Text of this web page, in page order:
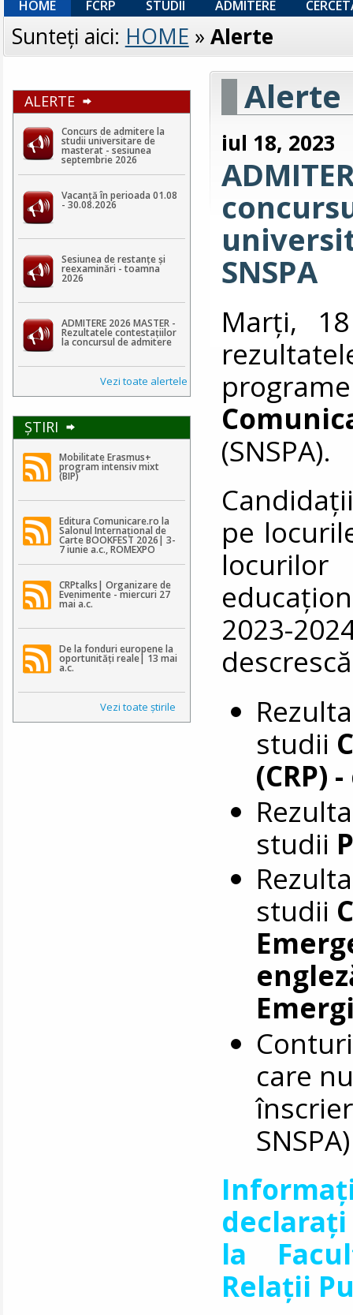
HOME FCRP STUDII ADMITERE
Sunteţi aici: HOME » Alerte
ALERTE
Concurs de admitere la
studii universitare de
masterat - sesiunea
septembrie 2026
Vacanță în perioada 01.08
- 30.08.2026
Sesiunea de restanțe și
reexaminări - toamna
2026
ADMITERE 2026 MASTER -
Rezultatele contestaţiilor
la concursul de admitere
Vezi toate alertele
ŞTIRI
Mobilitate Erasmus+
program intensiv mixt
(BIP)
Editura Comunicare.ro la
Salonul Internațional de
Carte BOOKFEST 2026| 3-
7 iunie a.c., ROMEXPO
CRPtalks| Organizare de
Evenimente - miercuri 27
mai a.c.
De la fonduri europene la
oportunități reale| 13 mai
a.c.
Vezi toate ştirile
Alerte
iul 18, 2023
SNSPA
Marți,
(SNSPA).
pe
2023-
studii
(CRP)
studii
studii
care
la
Relații